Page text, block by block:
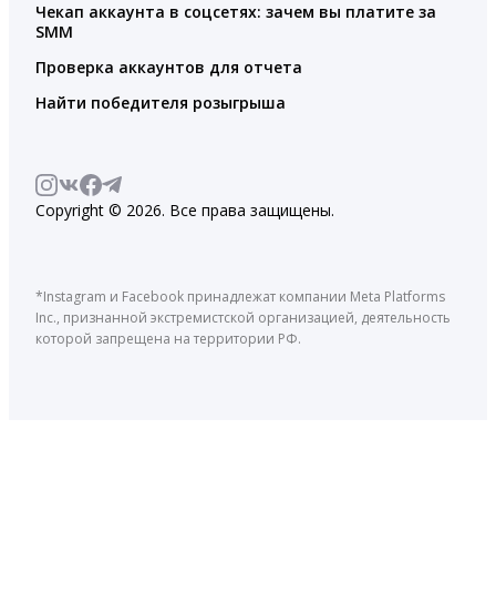
Чекап аккаунта в соцсетях: зачем вы платите за
SMM
Проверка аккаунтов для отчета
Найти победителя розыгрыша
Copyright © 2026. Все права защищены.
*Instagram и Facebook принадлежат компании Meta Platforms
Inc., признанной экстремистской организацией, деятельность
которой запрещена на территории РФ.